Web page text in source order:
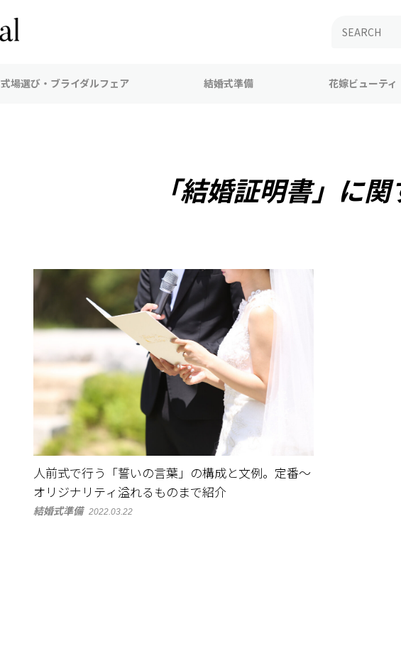
式場選び・ブライダルフェア 結婚式準備 花嫁ビューティ
「結婚証明書」に
人前式で行う「誓いの言葉」の構成と文例。定番～
オリジナリティ溢れるものまで紹介
結婚式準備 2022.03.22